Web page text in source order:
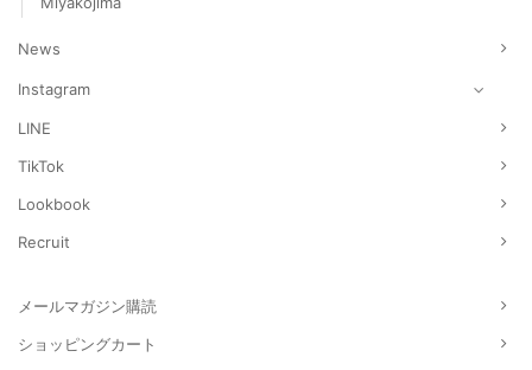
News
Instagram
LINE
TikTok
Lookbook
Recruit
メールマガジン購読
ショッピングカート